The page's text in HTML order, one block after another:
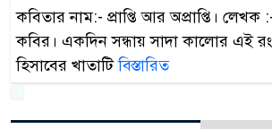
কবিতার নাম:- প্রাপ্তি আর অপ্রাপ্তি।
কবির। একদিন সন্ধায় সাদা কালোর এই
হিসাবের খাতাটিবিস্তারিত